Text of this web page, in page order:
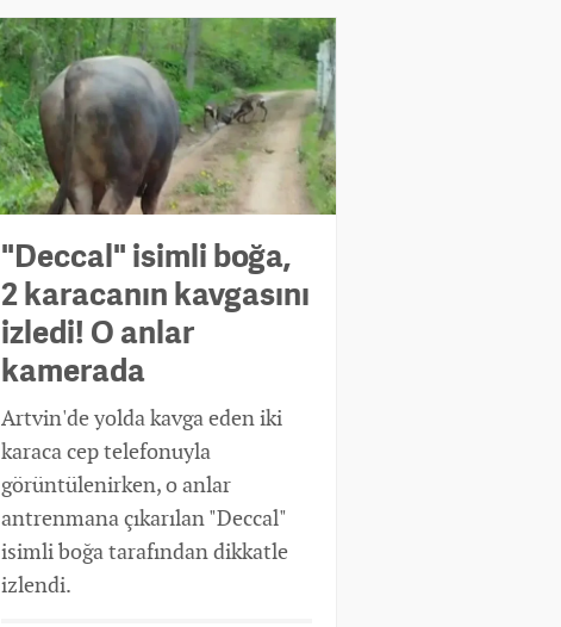
"Deccal" isimli boğa,
2 karacanın kavgasını
izledi! O anlar
kamerada
Artvin'de yolda kavga eden iki
karaca cep telefonuyla
görüntülenirken, o anlar
antrenmana çıkarılan "Deccal"
isimli boğa tarafından dikkatle
izlendi.